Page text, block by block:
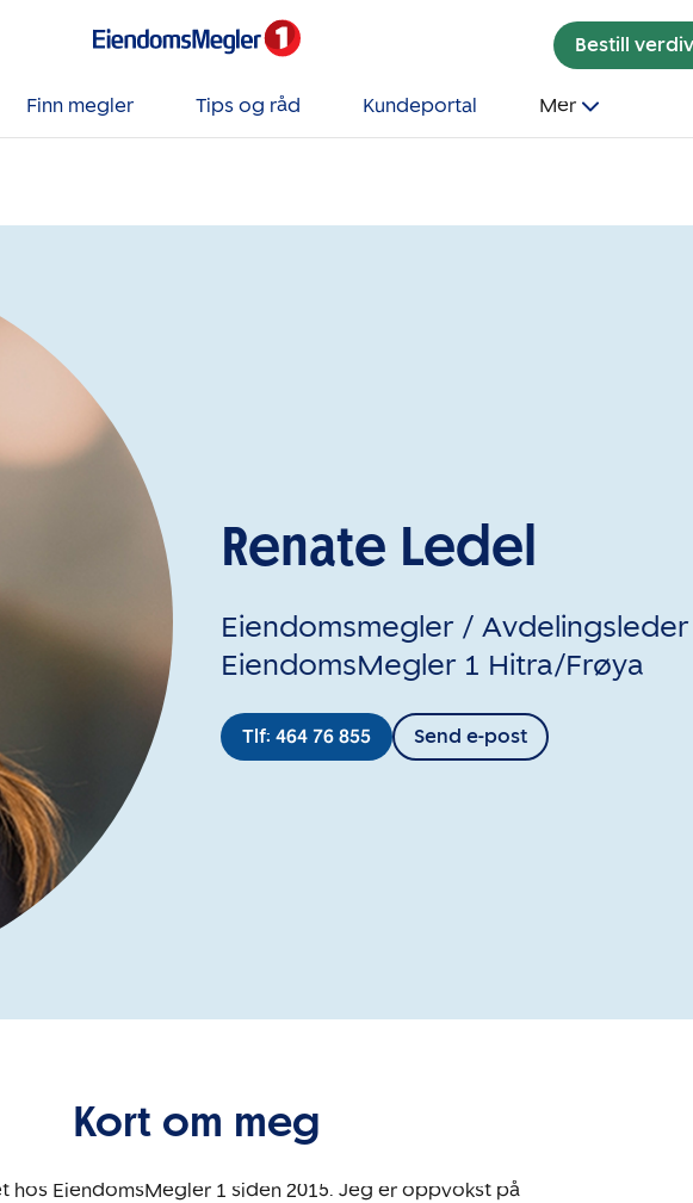
Bestill
Finn megler Tips og råd Kundeportal Mer
Renate Ledel
Eiendomsmegler /
EiendomsMegler 1 Hitra/Frøya
Tlf: 464 76 855 Send e-post
Kort om meg
hos EiendomsMegler 1 siden 2015. Jeg er oppvokst på